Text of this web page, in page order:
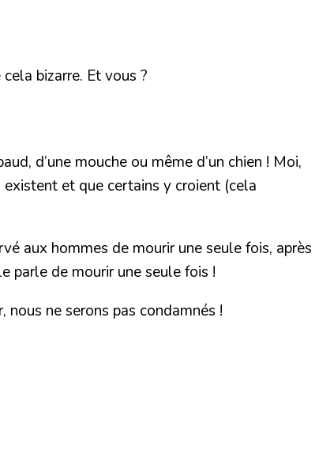
bizarre. Et vous ?
d’une mouche ou même d’un chien ! Moi,
et que certains y croient (cela
aux hommes de mourir une seule fois, après
parle de mourir une seule fois !
ne serons pas condamnés !